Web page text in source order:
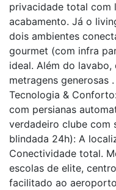
privacidade total com
acabamento. Já o
dois ambientes
gourmet (com infra
ideal. Além do
metragens generosas
Tecnologia &
com persianas
verdadeiro clube com
blindada 24h): A
Conectividade total.
escolas de elite,
facilitado ao